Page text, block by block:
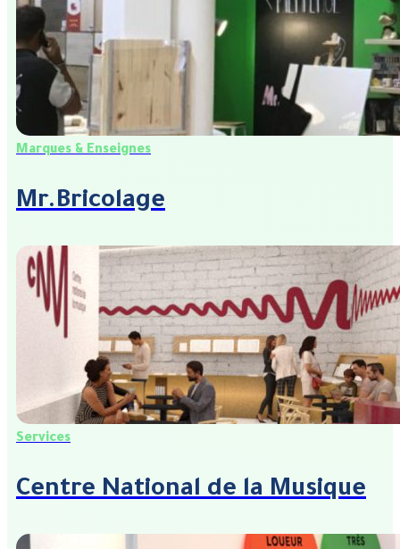
Marques & Enseignes
Mr.Bricolage
Services
Centre National de la Musique